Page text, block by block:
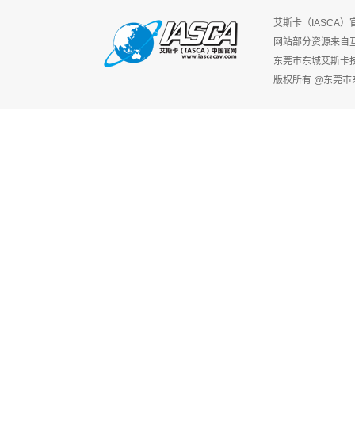
艾斯卡（IASCA）
网站部分资源来自
东莞市东城艾斯卡
版权所有 @东莞